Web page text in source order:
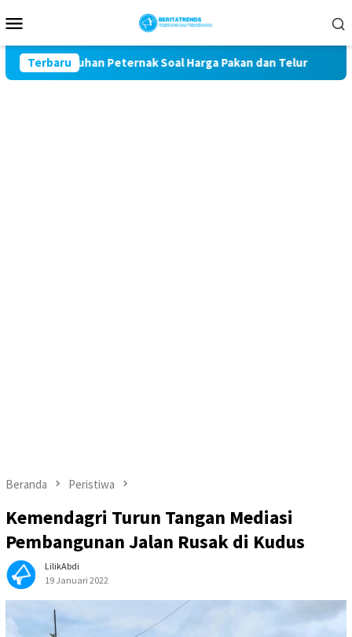
ke
Mobile
Terbaru
Keluhan Peternak Soal Harga Pakan dan Telur TAK MAU
Beranda Peristiwa
Kemendagri Turun Tangan Mediasi
Pembangunan Jalan Rusak di Kudus
LilikAbdi
19 Januari 2022